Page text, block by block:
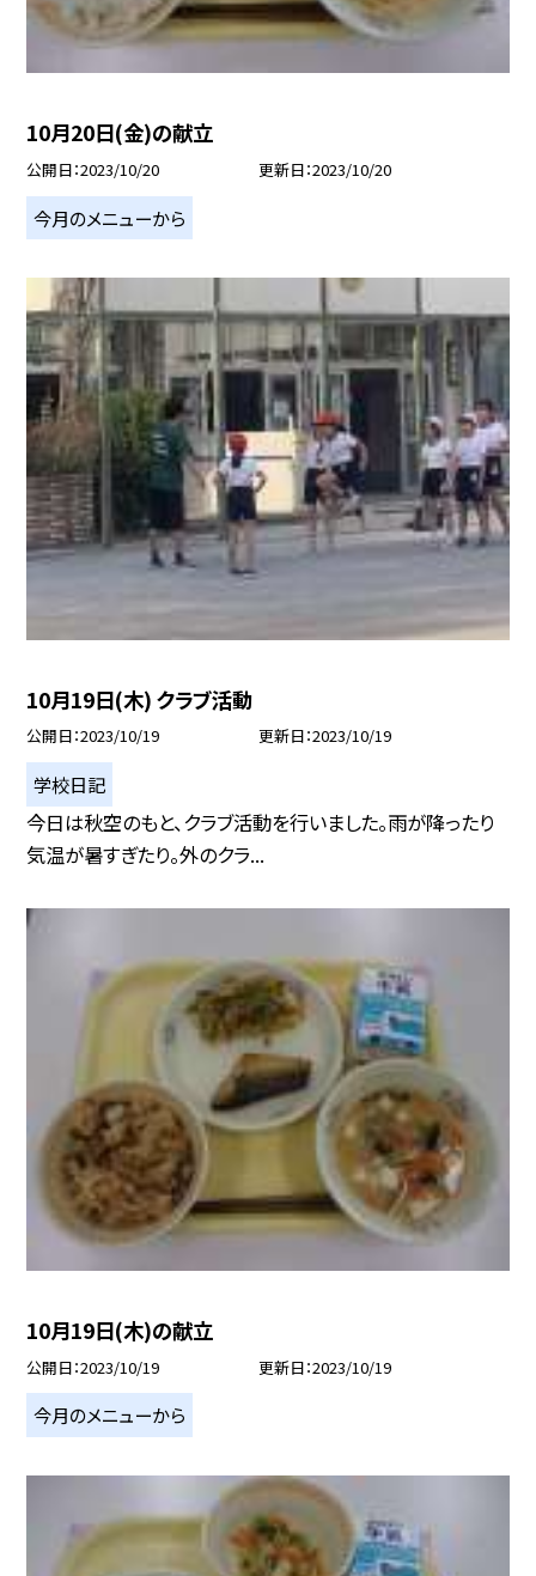
10月20日(金)の献立
公開日 2023/10/20 更新日 2023/10/20
今月のメニューから
10月19日(木) クラブ活動
公開日 2023/10/19 更新日 2023/10/19
学校日記
今日は秋空のもと、クラブ活動を行いました。雨が降ったり
気温が暑すぎたり。外のクラ...
10月19日(木)の献立
公開日 2023/10/19 更新日 2023/10/19
今月のメニューから